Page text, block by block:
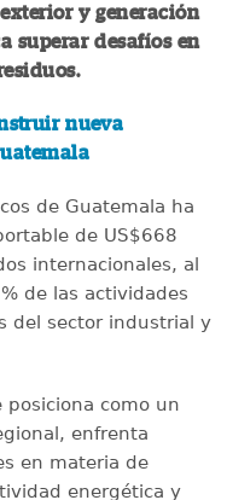
y generación
superar desafíos en
nueva
de Guatemala ha
de US$668
internacionales, al
de las actividades
del sector industrial y
como un
enfrenta
en materia de
energética y